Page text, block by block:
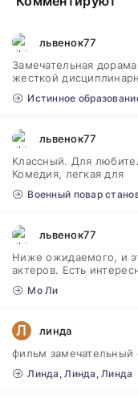
львенок77
Замечательная
жесткой
Истинное
львенок77
Классный. Для
Комедия, легкая для
Военный повар
львенок77
Ниже ожидаемого, и
актеров. Есть
Мо Ли
Л линда
фильм замечательный
Линда, Линда, Линда